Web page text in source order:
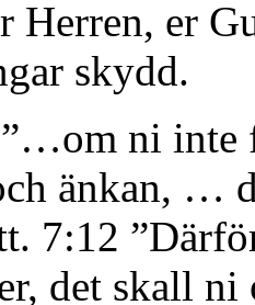
Herren, er
skydd.
ni inte
änkan, …
7:12
det skall ni